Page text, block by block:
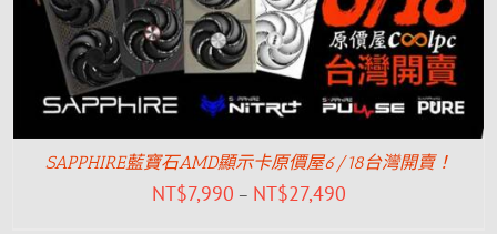
SAPPHIRE藍寶石AMD顯示卡原價屋6/18台灣開賣！
NT$7,990 – NT$27,490